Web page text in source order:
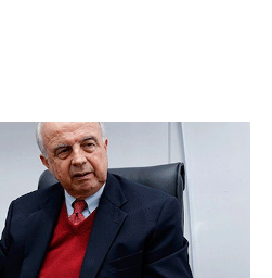
PagePagePage